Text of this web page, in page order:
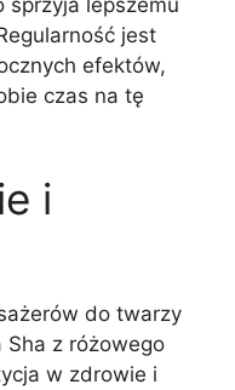
sprzyja lepszemu
jest
efektów,
czas na tę
i
do twarzy
Sha z różowego
w zdrowie i